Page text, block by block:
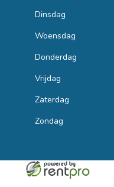
Dinsdag
Woensdag
Donderdag
Vrijdag
Zaterdag
Zondag